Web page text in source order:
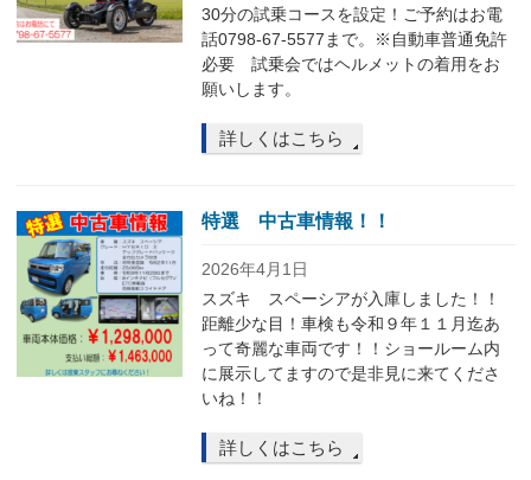
30分の試乗コースを設定！ご予約はお電
話0798-67-5577まで。※自動車普通免許
必要 試乗会ではヘルメットの着用をお
願いします。
詳しくはこちら
特選 中古車情報！！
2026年4月1日
スズキ スペーシアが入庫しました！！
距離少な目！車検も令和９年１１月迄あ
って奇麗な車両です！！ショールーム内
に展示してますので是非見に来てくださ
いね！！
詳しくはこちら